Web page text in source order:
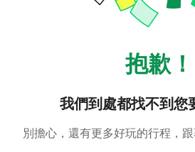
抱歉！
我們到處都找不到您
別擔心，還有更多好玩的行程，